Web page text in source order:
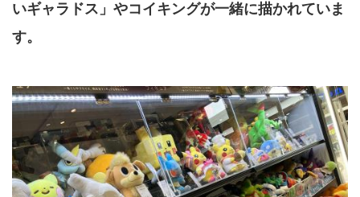
いギャラドス」やコイキングが一緒に描かれていま
す。